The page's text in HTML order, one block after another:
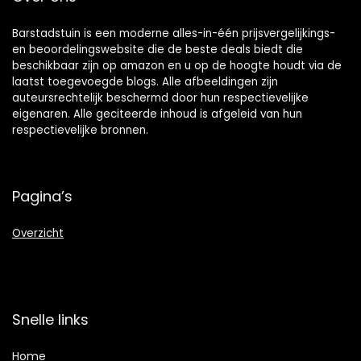
Barstadstuin is een moderne alles-in-één prijsvergelijkings-
en beoordelingswebsite die de beste deals biedt die
beschikbaar zijn op amazon en u op de hoogte houdt via de
laatst toegevoegde blogs. Alle afbeeldingen zijn
auteursrechtelijk beschermd door hun respectievelijke
eigenaren. Alle geciteerde inhoud is afgeleid van hun
respectievelijke bronnen.
Pagina’s
Overzicht
Snelle links
Home